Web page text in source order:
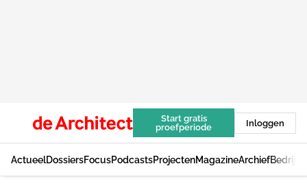
Start gratis
proefperiode
Inloggen
ActueelDossiersFocusPodcastsProjectenMagazineArchief